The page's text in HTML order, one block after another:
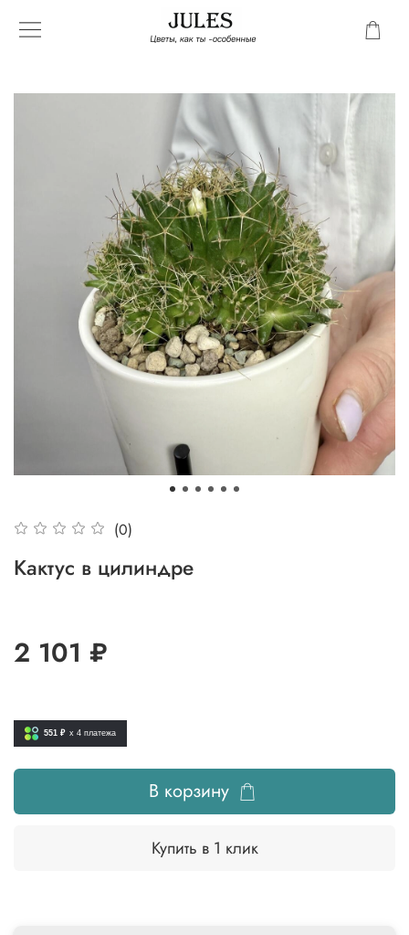
(0)
Кактус в цилиндре
2 101 ₽
551 ₽ x 4 платежа
В корзину
Купить в 1 клик